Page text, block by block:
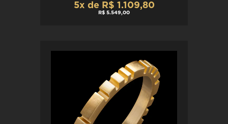
5x de R$ 1.109,80
R$ 5.549,00